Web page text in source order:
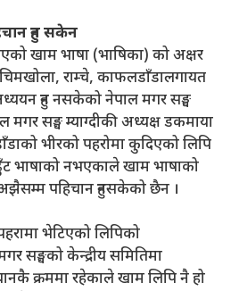
हुन सकेन
खाम भाषा (भाषिका) को अक्षर
चिमखोला, राम्चे, काफलडाँडालगायत
हुन नसकेको नेपाल मगर सङ्घ
मगर सङ्घ म्याग्दीकी अध्यक्ष डकमाया
भीरको पहरोमा कुदिएको लिपि
भाषाको नभएकाले खाम भाषाको
पहिचान हुनसकेको छैन ।
भेटिएको लिपिको
सङ्घको केन्द्रीय समितिमा
क्रममा रहेकाले खाम लिपि नै हो